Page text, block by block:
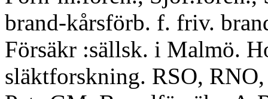
brand-kårsförb. f. friv.
Försäkr :sällsk. i Malmö.
släktforskning. RSO,